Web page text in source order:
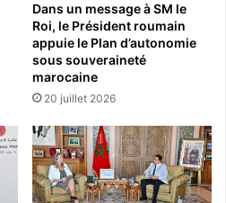
Dans un message à SM le
Roi, le Président roumain
appuie le Plan d’autonomie
sous souveraineté
marocaine
20 juillet 2026